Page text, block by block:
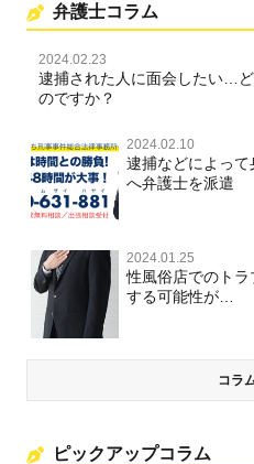
弁護士コラム
2024.02.23
逮捕された人に面会したい…
のですか？
2024.02.10
逮捕などによっ
へ弁護士を派遣
2024.01.25
性風俗店でのト
する可能性が…
コラ
ピックアップコラム